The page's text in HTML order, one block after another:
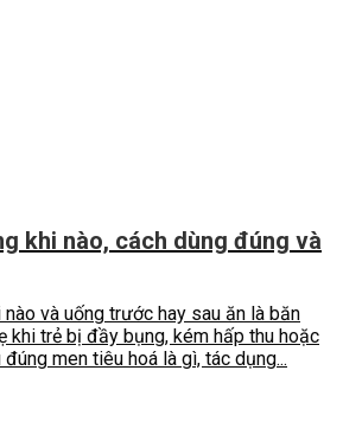
khi nào, cách dùng đúng và
và uống trước hay sau ăn là băn
khi trẻ bị đầy bụng, kém hấp thu hoặc
men tiêu hoá là gì, tác dụng...